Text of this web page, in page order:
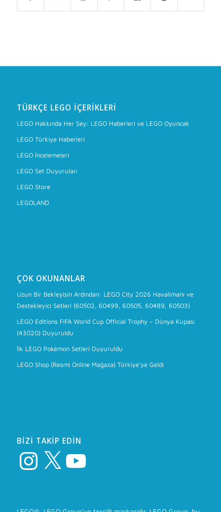
TÜRKÇE LEGO İÇERIKLERI
LEGO Hakkında Her Şey: LEGO Haberleri ve LEGO Oyuncak
LEGO Türkiye Haberleri
LEGO İncelemeleri
LEGO Set Duyuruları
LEGO Store
LEGOLAND
ÇOK OKUNANLAR
Uzun Bir Bekleyişin Ardından: LEGO City 2026 Havalimanı ve
Destekleyici Setleri (60502, 60499, 60505, 60489, 60503)
LEGO Editions FIFA World Cup Official Trophy – Dünya Kupası
(43020) Duyuruldu
İlk LEGO Pokémon Setleri Duyuruldu
LEGO Shop (Resmi Online Mağaza) Türkiye’ye Geldi
BIZI TAKIP EDIN
Instagram YouTube